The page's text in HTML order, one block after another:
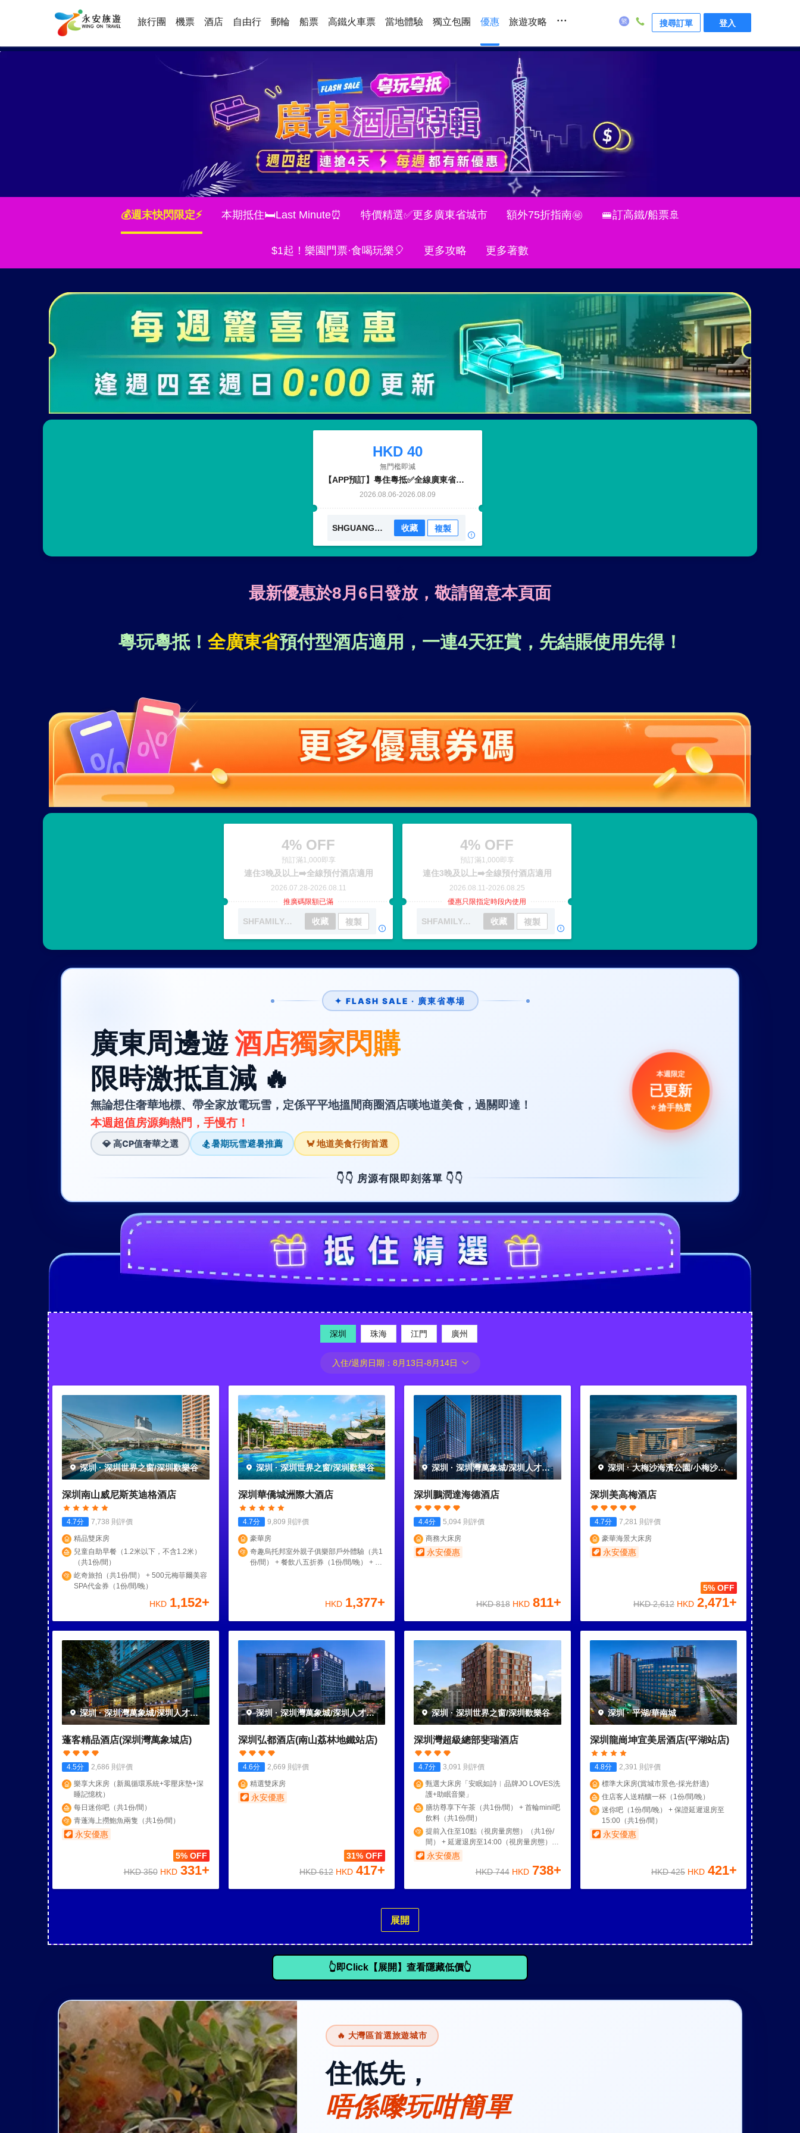
旅行團 機票 酒店 自由行 郵輪 船票 高鐵火車票 當地體驗 獨立包團 優惠 旅遊攻略 ... 搜尋訂單 登入
💰週末快閃限定⚡ 本期抵住🛏️Last Minute⏰ 特價精選✅更多廣東省城市 額外75折指南㊙ 🚝訂高鐵/船票🚢
$1起！樂園門票·食喝玩樂🎈 更多攻略 更多著數
HKD 40
無門檻即減
【APP預訂】粵住粵抵✅全線廣東省預付酒店適用
2026.08.06-2026.08.09
SHGUANGDONG0806 收藏 複製
最新優惠於8月6日發放，敬請留意本頁面
粵玩粵抵！ 全廣東省預付型酒店適用，一連4天狂賞，先結賬使用先得！
4% OFF
預訂滿1,000即享
連住3晚及以上➡️全線預付酒店適用
2026.07.28-2026.08.11
推廣碼限額已滿
SHFAMILYAUG01 收藏 複製
4% OFF
預訂滿1,000即享
連住3晚及以上➡️全線預付酒店適用
2026.08.11 -2026.08.25
優惠只限指定時段內使用
SHFAMILYAUG02 收藏 複製
✦ FLASH SALE · 廣東省專場
廣東周邊遊酒店獨家閃購
限時激抵直減 🔥
無論想住奢華地標、帶全家放電玩雪，定係平平地搵間商圈酒店嘆地道美食，過關即達！
本週超值房源夠熱門，手慢冇！
💎 高CP值奢華之選 🏂 暑期玩雪避暑推薦 🦀 地道美食行街首選
本週限定
已更新
⭐ 搶手熱賣
👇👇 房源有限即刻落單 👇👇
深圳 珠海 江門 廣州
入住/退房日期： 8月13日-8月14日
深圳·深圳世界之窗/深圳歡樂谷
深圳南山威尼斯英迪格酒店
4.7分 7,738 則評價
精品雙床房
兒童自助早餐（1.2米以下，不含1.2米）
（共1份/間）
屹奇旅拍（共1份/間） + 500元梅菲爾美容
SPA代金券（1份/間/晚）
HKD 1,152+
深圳·深圳世界之窗/深圳歡樂谷
深圳華僑城洲際大酒店
4.7分 9,809 則評價
豪華房
奇趣烏托邦室外親子俱樂部戶外體驗（共1
份/間） + 餐飲八五折券（1份/間/晚） + 尊
HKD 1,377+
深圳 · 深圳灣萬象城/深圳人才公
園
深圳鵬潤達海德酒店
4.4分 5,094 則評價
商務大床房
永安優惠
HKD818 HKD 811+
深圳·大梅沙海濱公園/小梅沙海
濱樂園
深圳美高梅酒店
4.7分 7,281 則評價
豪華海景大床房
永安優惠
5% OFF
HKD2,612 HKD 2,471+
深圳·深圳灣萬象城/深圳人才公
園
蓬客精品酒店(深圳灣萬象城店)
4.5分 2,686 則評價
樂享大床房（新風循環系統+零壓床墊+深
睡記憶枕）
每日迷你吧（共1份/間）
青蓬海上撈鮑魚兩隻（共1份/間）
永安優惠
5% OFF
HKD350 HKD 331+
深圳·深圳灣萬象城/深圳人才公
園
深圳弘都酒店(南山荔林地鐵站店)
4.6分 2,669 則評價
精選雙床房
永安優惠
31% OFF
HKD612 HKD 417+
深圳·深圳世界之窗/深圳歡樂谷
深圳灣超級總部斐瑞酒店
4.7分 3,091 則評價
甄選大床房「安眠如詩︱品牌JO LOVES洗
護+助眠音樂」
膳坊尊享下午茶（共1份/間） + 首輪mini吧
飲料（共1份/間）
提前入住至10點（視房量房態）（共1份/
間） + 延遲退房至14:00（視房量房態）
（共1份/間）
永安優惠
HKD744 HKD 738+
深圳·平湖/華南城
深圳龍崗坤宜美居酒店(平湖站店)
4.8分 2,391 則評價
標準大床房(賞城市景色-採光舒適)
住店客人送精釀一杯（1份/間/晚）
迷你吧（1份/間/晚） + 保證延遲退房至
15:00（共1份/間）
永安優惠
HKD425 HKD 421+
展開
👆即Click【展開】查看隱藏低價👆
🔥 大灣區首選旅遊城市
住低先，
唔係嚟玩咁簡單